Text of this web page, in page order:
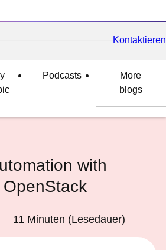
Kontaktieren
Podcasts
More
blogs
with
11 Minuten (Lesedauer)